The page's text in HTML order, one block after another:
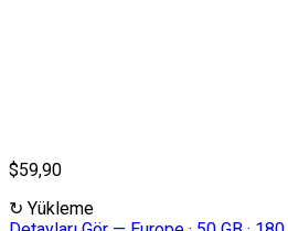
$59,90
↻ Yükleme